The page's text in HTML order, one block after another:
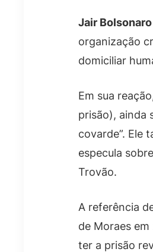
Jair Bolsonaro
organização
domiciliar
Em sua
prisão), ainda
covarde”. Ele
especula
Trovão.
A referência
de Moraes
ter a prisão